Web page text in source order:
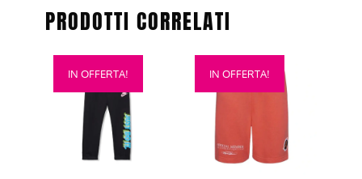
PRODOTTI CORRELATI
IN OFFERTA!
Questo
prodotto
varianti.
IN OFFERTA!
Questo
prodotto
varianti.